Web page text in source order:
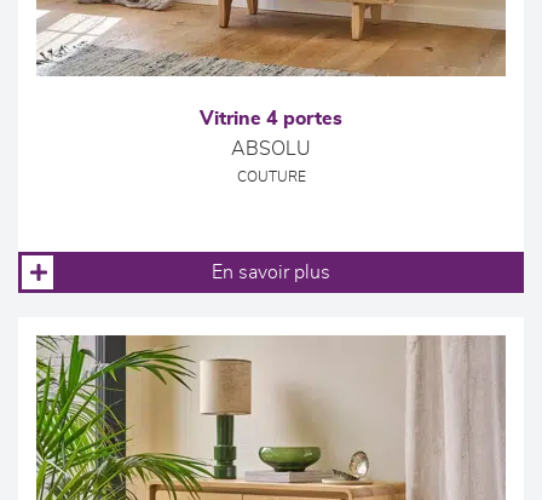
Vitrine 4 portes
ABSOLU
COUTURE
En savoir plus